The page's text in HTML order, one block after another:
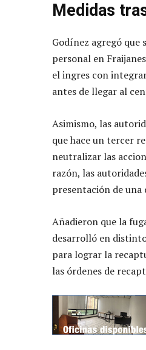
Medidas
Godínez agregó que
personal en
el ingres con
antes de llegar al
Asimismo, las
que hace un tercer
neutralizar las
razón, las
presentación de una
Añadieron que la
desarrolló en
para lograr la
las órdenes de